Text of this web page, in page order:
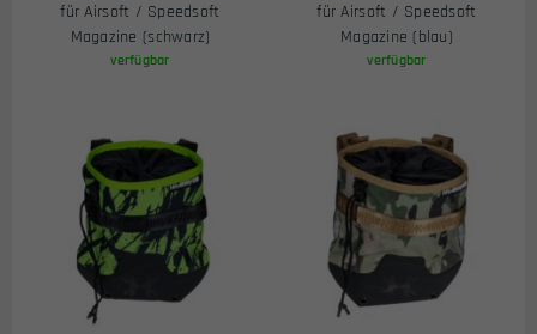
für Airsoft / Speedsoft
Magazine (schwarz)
verfügbar
für Airsoft / Speedsoft
Magazine (blau)
verfügbar